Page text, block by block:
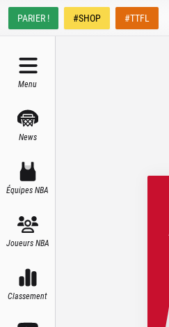
PARIER ! #SHOP #TTFL
Menu
News
Équipes NBA
Joueurs NBA
Classement